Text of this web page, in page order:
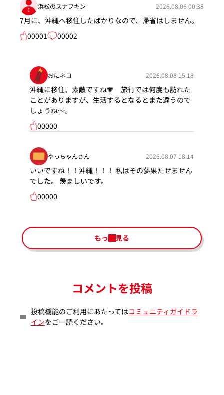
浜松のスナフキン 2026.08.06 00:38
7月に、沖縄へ移住したばかりなので、帰省はしません。
00001
00002
おにネコ 2026.08.08 15:18
沖縄に移住、素敵ですね💗 旅行では何度も訪れた
ことがありますが、生活するとなるとまた違うので
しょうね～。
00000
やっちゃんさん 2026.08.07 18:14
いいですね！！沖縄！！！ 私はその夢果たせません
でした。 羨ましいです。
00000
もっと見る
コメントを投稿
投稿機能のご利用にあたってはコミュニティガイドラ
インをご一読ください。